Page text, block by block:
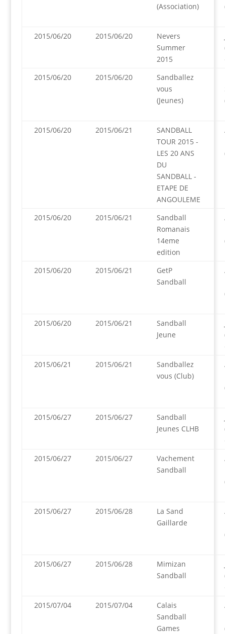
(Association)
2015/06/20
2015/06/20
Nevers
Summer
2015
2015/06/20
2015/06/20
Sandballez
vous
(Jeunes)
2015/06/20
2015/06/21
SANDBALL
TOUR 2015 -
LES 20 ANS
DU
SANDBALL -
ETAPE DE
ANGOULEME
2015/06/20 2015/06/21
Sandball
Romanais
14eme
edition
2015/06/20
2015/06/21
GetP
Sandball
2015/06/20
2015/06/21
Sandball
Jeune
2015/06/21
2015/06/21
Sandballez
vous (Club)
2015/06/27
2015/06/27
Sandball
Jeunes CLHB
2015/06/27
2015/06/27
Vachement
Sandball
2015/06/27
2015/06/28
La Sand
Gaillarde
2015/06/27
2015/06/28
Mimizan
Sandball
2015/07/04
2015/07/04
Calais
Sandball
Games